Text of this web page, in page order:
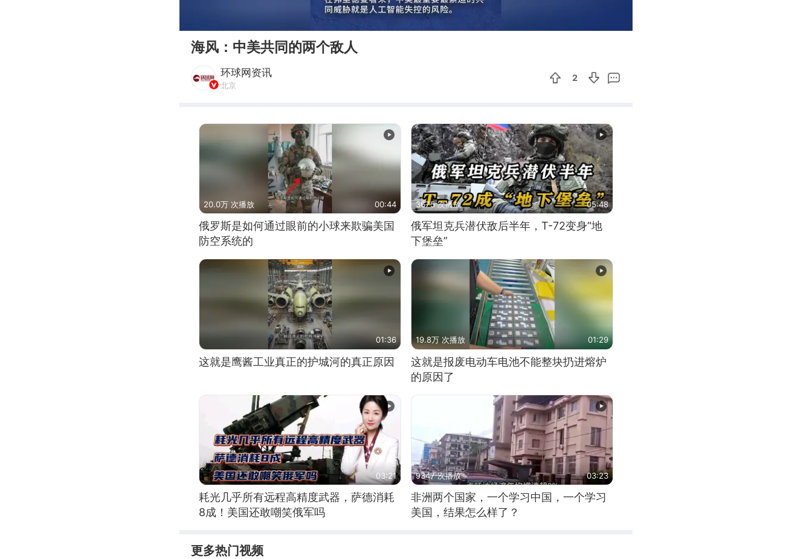
海风：中美共同的两个敌人
环球网资讯
北京
2
20.0万 次播放 00:44
俄罗斯是如何通过眼前的小球来欺骗美国
防空系统的
3675 次播放 05:48
俄军坦克兵潜伏敌后半年，T-72变身“地
下堡垒”
01:36
这就是鹰酱工业真正的护城河的真正原因
19.8万 次播放 01:29
这就是报废电动车电池不能整块扔进熔炉
的原因了
03:21
耗光几乎所有远程高精度武器，萨德消耗
8成！美国还敢嘲笑俄军吗
9347 次播放 03:23
非洲两个国家，一个学习中国，一个学习
美国，结果怎么样了？
更多热门视频